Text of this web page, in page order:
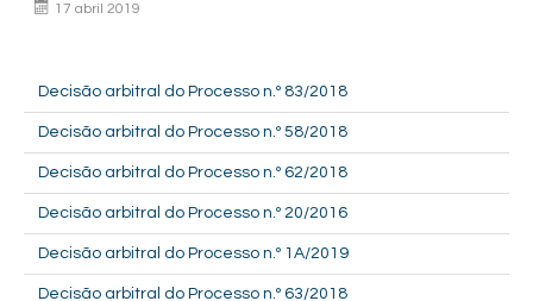
17 abril 2019
Decisão arbitral do Processo n.º 83/2018
Decisão arbitral do Processo n.º 58/2018
Decisão arbitral do Processo n.º 62/2018
Decisão arbitral do Processo n.º 20/2016
Decisão arbitral do Processo n.º 1A/2019
Decisão arbitral do Processo n.º 63/2018